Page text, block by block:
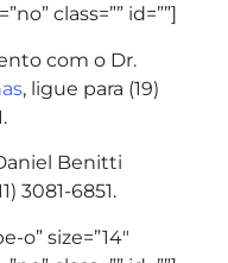
class=”” id=””]
com o Dr.
, ligue para (19)
Benitti
3081-6851.
o” size=”14″